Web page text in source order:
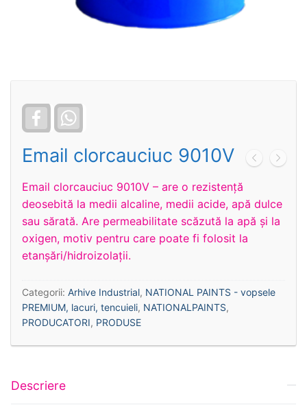
Facebook
Email clorcauciuc 9010V
Email clorcauciuc 9010V – are o rezistență
deosebită la medii alcaline, medii acide, apă dulce
sau sărată. Are permeabilitate scăzută la apă şi la
oxigen, motiv pentru care poate fi folosit la
etanşări/hidroizolaţii.
Categorii: Arhive Industrial, NATIONAL PAINTS - vopsele
PREMIUM, lacuri, tencuieli, NATIONALPAINTS,
PRODUCATORI, PRODUSE
Descriere